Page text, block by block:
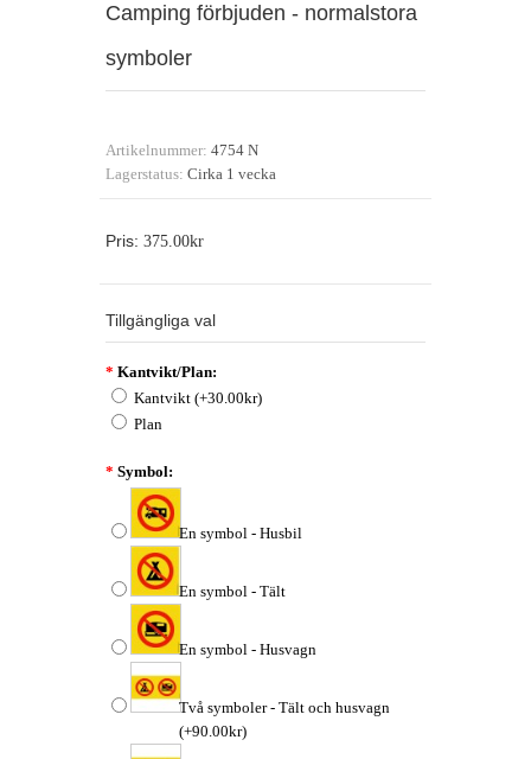
Camping förbjuden - normalstora
symboler
Artikelnummer: 4754 N
Lagerstatus: Cirka 1 vecka
Pris: 375.00kr
Tillgängliga val
* Kantvikt/Plan:
Kantvikt (+30.00kr)
Plan
* Symbol:
En symbol - Husbil
En symbol - Tält
En symbol - Husvagn
Två symboler - Tält och husvagn
(+90.00kr)